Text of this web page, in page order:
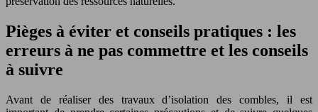
Pièges à éviter et conseils pratiques : les
erreurs à ne pas commettre et les conseils
à suivre
Avant de réaliser des travaux d’isolation des combles, il est